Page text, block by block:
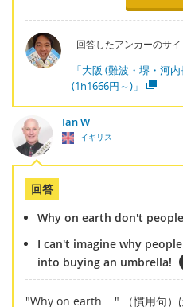
回答したアンカーのサイ
「大阪 (難波・堺・河
(1h1666円～)」
Ian W
イギリス
回答
Why on earth don't
I can't imagine why
into buying an umbrella!
"Why on earth...." （慣用句）